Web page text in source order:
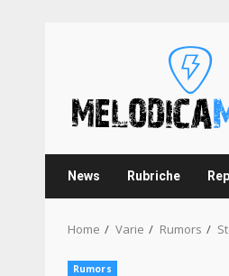
News Rubriche
Home Varie Rumors
Rumors